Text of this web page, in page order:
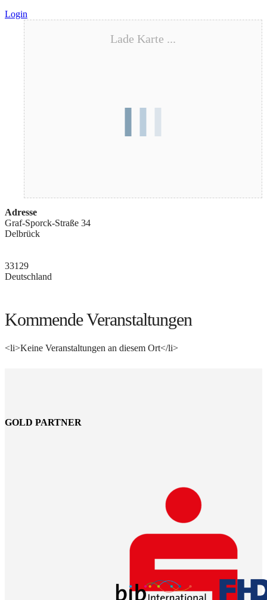
Login
Lade Karte ...
Adresse
Graf-Sporck-Straße 34
Delbrück
33129
Deutschland
Kommende Veranstaltungen
<li>Keine Veranstaltungen an diesem Ort</li>
GOLD PARTNER